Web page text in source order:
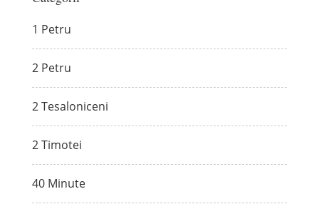
1 Petru
2 Petru
2 Tesaloniceni
2 Timotei
40 Minute